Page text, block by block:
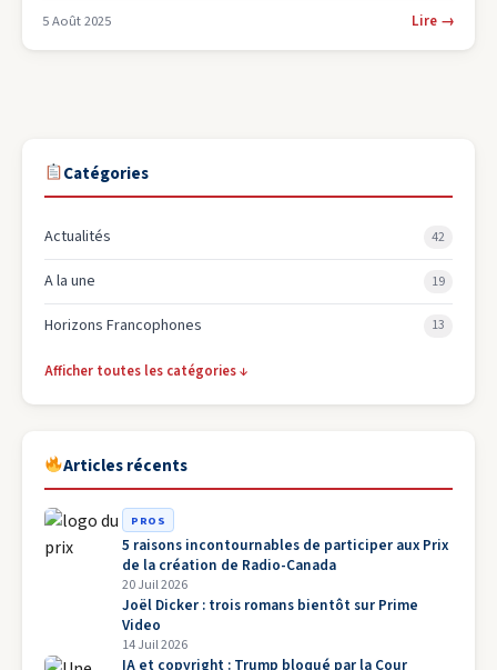
5 Août 2025 Lire →
Catégories
Actualités 42
A la une 19
Horizons Francophones 13
Afficher toutes les catégories↓
Articles récents
PROS
5 raisons incontournables de participer aux Prix
de la création de Radio-Canada
20 Juil 2026
Joël Dicker : trois romans bientôt sur Prime
Video
14 Juil 2026
IA et copyright : Trump bloqué par la Cour